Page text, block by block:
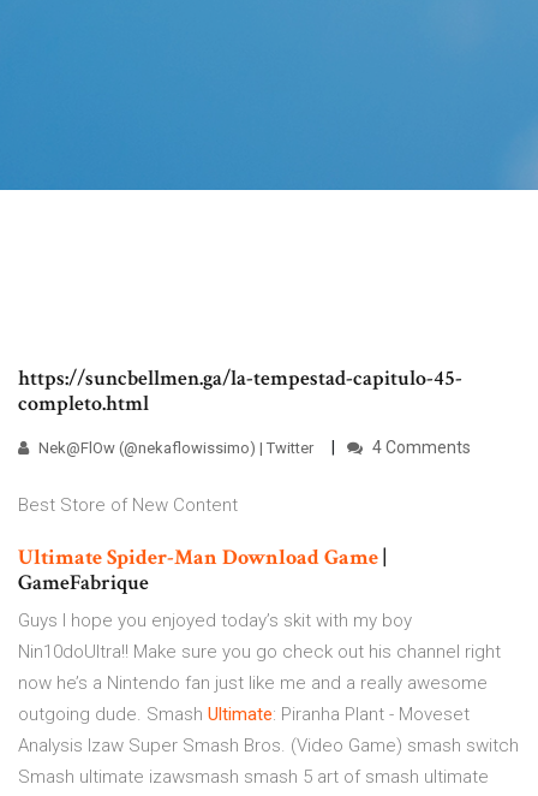
https://suncbellmen.ga/la-tempestad-capitulo-45-
completo.html
Nek@FlOw (@nekaflowissimo) | Twitter 4 Comments
Best Store of New Content
Ultimate Spider-Man Download Game|
GameFabrique
Guys I hope you enjoyed today’s skit with my boy
Nin10doUltra!! Make sure you go check out his channel right
now he’s a Nintendo fan just like me and a really awesome
outgoing dude. Smash Ultimate: Piranha Plant - Moveset
Analysis Izaw Super Smash Bros. (Video Game) smash switch
Smash ultimate izawsmash smash 5 art of smash ultimate